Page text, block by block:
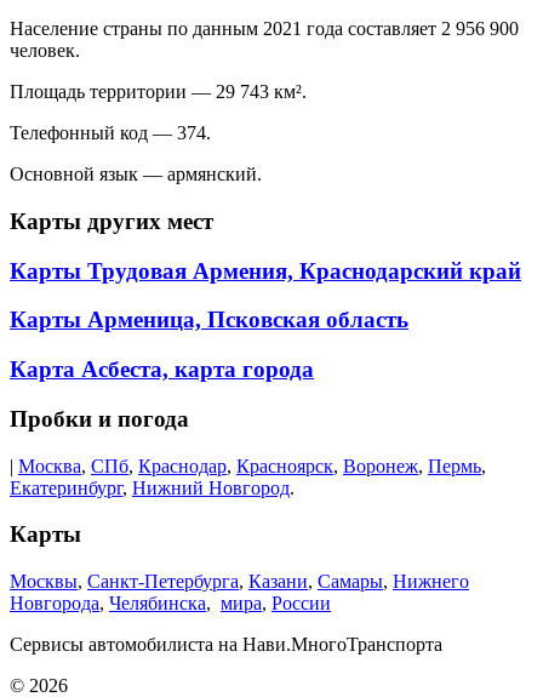
Население страны по данным 2021 года составляет 2 956 900
человек.
Площадь территории — 29 743 км².
Телефонный код — 374.
Основной язык — армянский.
Карты других мест
Карты Трудовая Армения, Краснодарский край
Карты Арменица, Псковская область
Карта Асбеста, карта города
Пробки и погода
| Москва, СПб, Краснодар, Красноярск, Воронеж, Пермь,
Екатеринбург, Нижний Новгород.
Карты
Москвы, Санкт-Петербурга, Казани, Самары, Нижнего
Новгорода, Челябинска, мира, России
Сервисы автомобилиста на Нави.МногоТранспорта
© 2026